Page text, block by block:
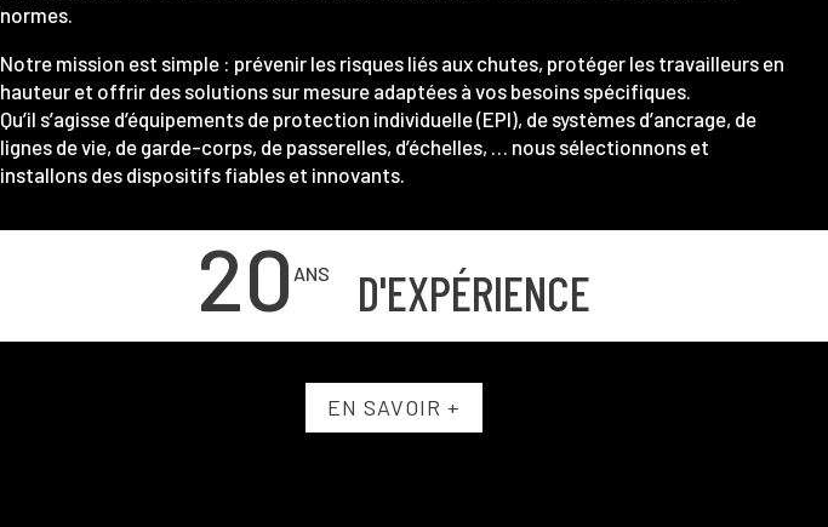
normes.
Notre mission est simple : prévenir les risques liés aux chutes, protéger les travailleurs en
hauteur et offrir des solutions sur mesure adaptées à vos besoins spécifiques.
Qu’il s’agisse d’équipements de protection individuelle (EPI), de systèmes d’ancrage, de
lignes de vie, de garde-corps, de passerelles, d’échelles, … nous sélectionnons et
installons des dispositifs fiables et innovants.
20 D'EXPÉRIENCE
EN SAVOIR +